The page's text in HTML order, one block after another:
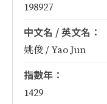
198927
中文名 / 英文名：
姚俊 / Yao Jun
指數年：
1429